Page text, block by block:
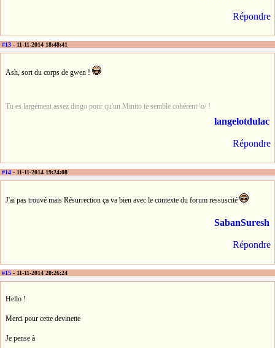
Répondre
#13 - 11-11-2014 18:48:41
Ash, sort du corps de gwen !
Tu es largement assez dingo pour qu'un Minito te semble cohérent \o/ !
langelotdulac
Répondre
#14 - 11-11-2014 19:24:08
J'ai pas trouvé mais Résurrection ça va bien avec le contexte du forum ressuscité
SabanSuresh
Répondre
#15 - 11-11-2014 20:26:24
Hello !
Merci pour cette devinette
Je pense à